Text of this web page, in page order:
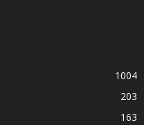
1004
203
163